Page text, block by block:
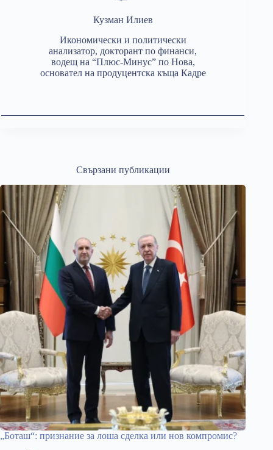
Кузман Илиев
Икономически и политически
анализатор, докторант по финанси,
водещ на “Плюс-Минус” по Нова,
основател на продуцентска къща Кадре
Свързани публикации
„Боташ“: признание за лоша сделка или нов компромис?